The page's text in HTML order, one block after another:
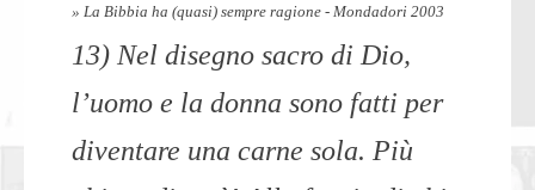
» La Bibbia ha (quasi) sempre ragione - Mondadori 2003
13) Nel disegno sacro di Dio,
l’uomo e la donna sono fatti per
diventare una carne sola. Più